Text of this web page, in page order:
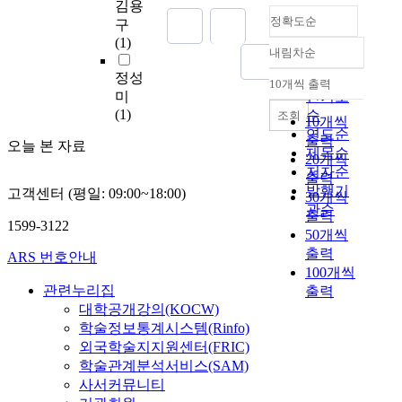
김용
구
(1)
정성
미
(1)
오늘 본 자료
observed larger than
1~5% loading dose
relatively. In
controlled release
patch, the release rate
of naproxen from patch
was dependent on
thickness of controlled
release membrane. In
the composition of
membrane, the release
rate was decreased as
the ratio of Eudragit
increased. The release
rate of controlled
release patch followed
zero order kinetics.
the good feasibility of
development
transdermal naproxen
만
정확도순
정확도
순
인기도
순
연도순
제목순
저자순
발행기
관순
내림차순
내림차순
10개씩 출력
10개씩
출력
20개씩
출력
30개씩
출력
50개씩
출력
100개씩
출력
조회
고객센터 (평일: 09:00~18:00)
1599-3122
ARS 번호안내
관련누리집
대학공개강의(KOCW)
학술정보통계시스템(Rinfo)
외국학술지지원센터(FRIC)
학술관계분석서비스(SAM)
사서커뮤니티